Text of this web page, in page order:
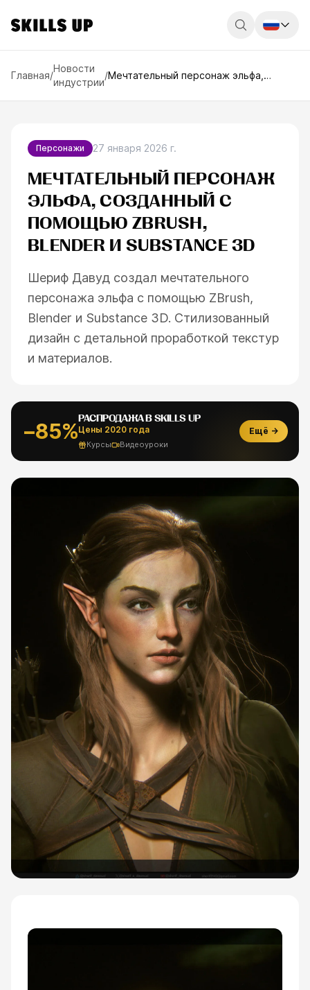
Главная/
Новости
индустрии
/Мечтательный персонаж эльфа,
и Substance 3D
Персонажи 27 января 2026 г.
МЕЧТАТЕЛЬНЫЙ ПЕРСОНАЖ
ЭЛЬФА, СОЗДАННЫЙ С
ПОМОЩЬЮ ZBRUSH,
BLENDER И SUBSTANCE 3D
Шериф Давуд создал мечтательного
персонажа эльфа с помощью ZBrush,
Blender и Substance 3D. Стилизованный
дизайн с детальной проработкой текстур
и материалов.
−85%
РАСПРОДАЖА В SKILLS UP
Цены 2020 года
Курсы Видеоуроки
Ещё →